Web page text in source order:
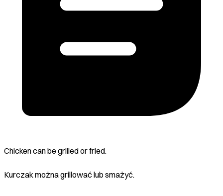
Chicken can be grilled or fried.
Kurczak można grillować lub smażyć.